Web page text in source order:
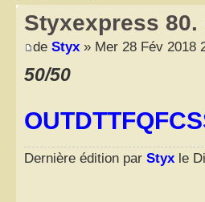
Styxexpress
de Styx » Mer 28 Fév 2018
50/50
Dernière édition par Styx le